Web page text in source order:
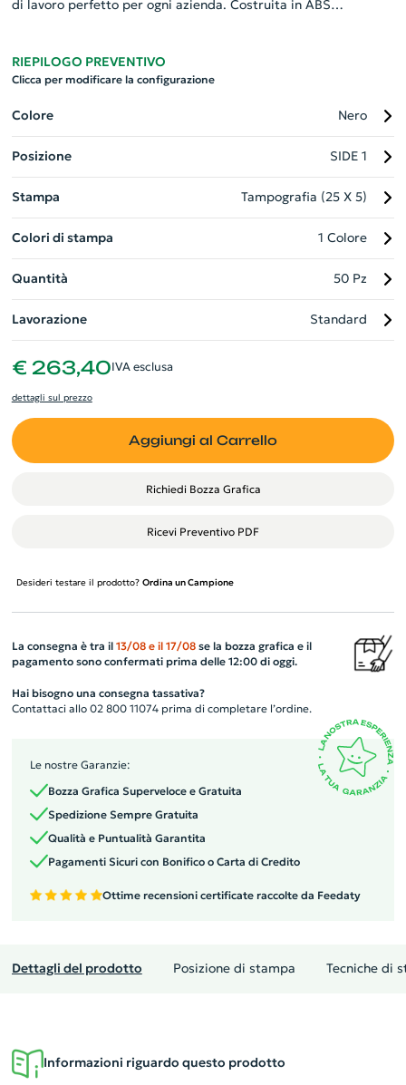
di lavoro perfetto per ogni azienda. Costruita in ABS
magnetica permette di usarla a mani libere, rendendo
fattibile. Ricorda, necessita di 3 batterie AAA non incluse. Un
gadget personalizzato indispensabile per la sicurezza e la
comodità sul lavoro.
RIEPILOGO PREVENTIVO
Clicca per modificare la configurazione
Colore Nero
Posizione SIDE 1
Stampa Tampografia (25 X 5)
Colori di stampa 1 Colore
Quantità 50 Pz
Lavorazione Standard
€ 263,40IVA esclusa
dettagli sul prezzo
Aggiungi al Carrello
Richiedi Bozza Grafica
Ricevi Preventivo PDF
Desideri testare il prodotto? Ordina un Campione
La consegna è tra il 13/08 e il 17/08se la bozza grafica e il
pagamento sono confermati prima delle 12:00 di oggi.
Hai bisogno una consegna tassativa?
Contattaci allo 02 800 11074 prima di completare l’ordine.
Le nostre Garanzie:
Bozza Grafica Superveloce e Gratuita
Spedizione Sempre Gratuita
Qualità e Puntualità Garantita
Pagamenti Sicuri con Bonifico o Carta di Credito
Ottime recensioni certificate raccolte da Feedaty
Dettagli del prodotto Posizione di stampa Tecniche di
Informazioni riguardo questo prodotto